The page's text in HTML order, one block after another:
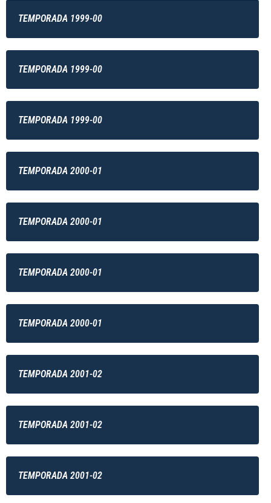
TEMPORADA 1999-00
TEMPORADA 1999-00
TEMPORADA 1999-00
TEMPORADA 2000-01
TEMPORADA 2000-01
TEMPORADA 2000-01
TEMPORADA 2000-01
TEMPORADA 2001-02
TEMPORADA 2001-02
TEMPORADA 2001-02